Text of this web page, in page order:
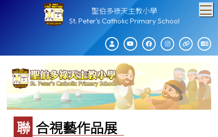
聖伯多祿天主教小學
St. Peter's Catholic Primary School
聯合視藝作品展